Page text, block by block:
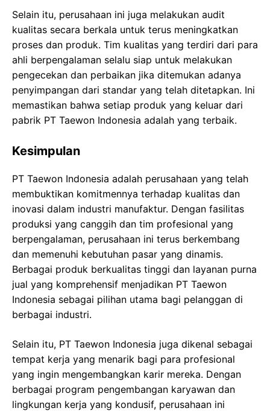
Selain itu, perusahaan ini juga melakukan audit
kualitas secara berkala untuk terus meningkatkan
proses dan produk. Tim kualitas yang terdiri dari para
ahli berpengalaman selalu siap untuk melakukan
pengecekan dan perbaikan jika ditemukan adanya
penyimpangan dari standar yang telah ditetapkan. Ini
memastikan bahwa setiap produk yang keluar dari
pabrik PT Taewon Indonesia adalah yang terbaik.
Kesimpulan
PT Taewon Indonesia adalah perusahaan yang telah
membuktikan komitmennya terhadap kualitas dan
inovasi dalam industri manufaktur. Dengan fasilitas
produksi yang canggih dan tim profesional yang
berpengalaman, perusahaan ini terus berkembang
dan memenuhi kebutuhan pasar yang dinamis.
Berbagai produk berkualitas tinggi dan layanan purna
jual yang komprehensif menjadikan PT Taewon
Indonesia sebagai pilihan utama bagi pelanggan di
berbagai industri.
Selain itu, PT Taewon Indonesia juga dikenal sebagai
tempat kerja yang menarik bagi para profesional
yang ingin mengembangkan karir mereka. Dengan
berbagai program pengembangan karyawan dan
lingkungan kerja yang kondusif, perusahaan ini